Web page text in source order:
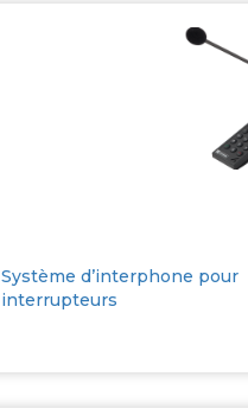
Système d’interphone pour
interrupteurs